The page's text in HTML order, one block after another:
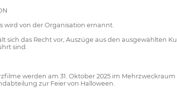
wird von der Organisation ernannt.
sich das Recht vor, Auszüge aus den ausgewählten
sind.
werden am 31. Oktober 2025 im Mehrzweckraum
zur Feier von Halloween.